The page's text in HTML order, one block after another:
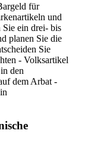
für
und
Sie ein drei- bis
planen Sie die
Sie
- Volksartikel
den
dem Arbat -